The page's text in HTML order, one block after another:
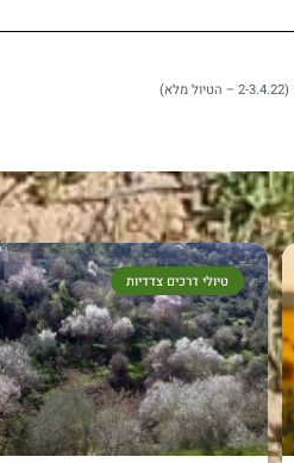
טיולי דרכים צדדיות